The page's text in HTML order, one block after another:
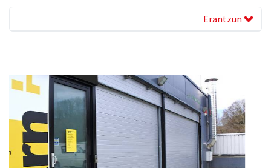
Erantzun